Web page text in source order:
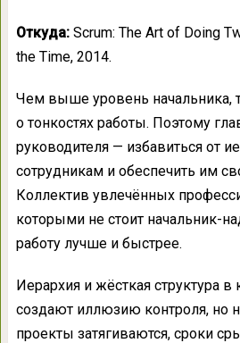
Откуда: Scrum: The Art of Doing
the Time, 2014.
Чем выше уровень начальника,
о тонкостях работы. Поэтому
руководителя — избавиться от
сотрудникам и обеспечить им
Коллектив увлечённых
которыми не стоит начальник-
работу лучше и быстрее.
Иерархия и жёсткая структура в
создают иллюзию контроля, но
проекты затягиваются, сроки